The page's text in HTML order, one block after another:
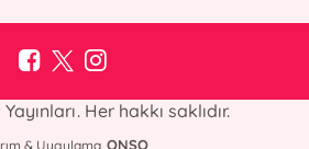
Her hakkı saklıdır.
& Uygulama ONSO